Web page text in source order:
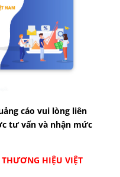
cáo vui lòng liên
tư vấn và nhận mức
THƯƠNG HIỆU VIỆT